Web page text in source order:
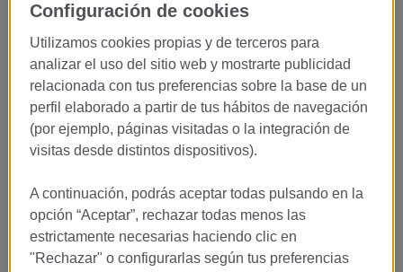
Junior Suite Patio
VER HABITACIÓN
King Size
32 m2
2 adultos
Configuración de cookies
Utilizamos cookies propias y de terceros para
analizar el uso del sitio web y mostrarte publicidad
relacionada con tus preferencias sobre la base de un
perfil elaborado a partir de tus hábitos de navegación
(por ejemplo, páginas visitadas o la integración de
visitas desde distintos dispositivos).
A continuación, podrás aceptar todas pulsando en la
opción “Aceptar”, rechazar todas menos las
estrictamente necesarias haciendo clic en
"Rechazar" o configurarlas según tus preferencias